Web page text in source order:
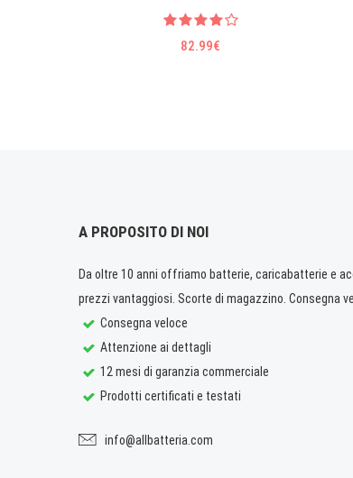
82.99€
A PROPOSITO DI NOI
Da oltre 10 anni offriamo batterie, caricabatterie e
prezzi vantaggiosi. Scorte di magazzino. Consegna
Consegna veloce
Attenzione ai dettagli
12 mesi di garanzia commerciale
Prodotti certificati e testati
info@allbatteria.com